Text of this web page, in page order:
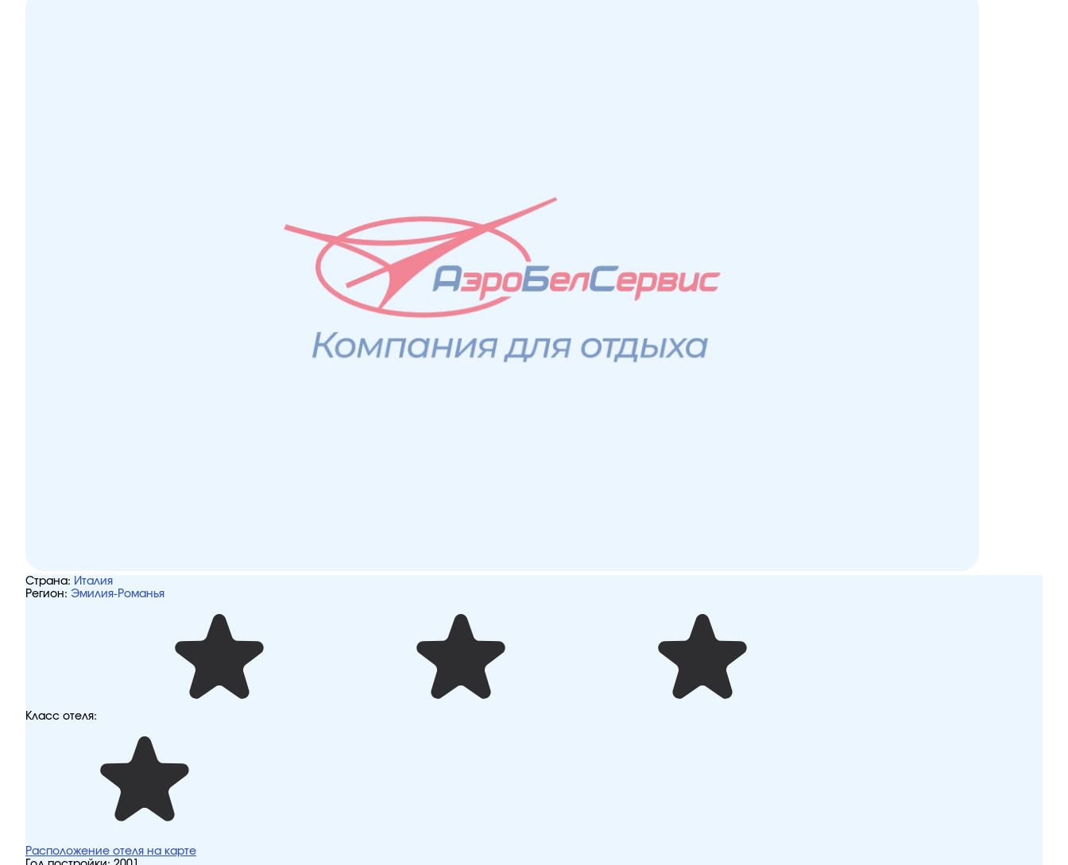
Страна: Италия
Регион: Эмилия-Романья
Класс отеля:
Расположение отеля на карте